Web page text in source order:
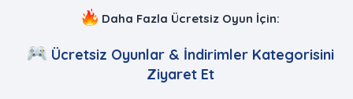
Daha Fazla Ücretsiz Oyun İçin:
Ücretsiz Oyunlar & İndirimler Kategorisini
Ziyaret Et